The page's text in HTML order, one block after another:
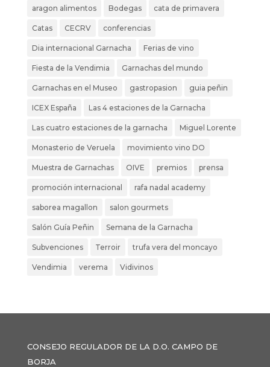
aragon alimentos Bodegas cata de primavera
Catas CECRV conferencias
Dia internacional Garnacha Ferias de vino
Fiesta de la Vendimia Garnachas del mundo
Garnachas en el Museo gastropasion guia peñin
ICEX España Las 4 estaciones de la Garnacha
Las cuatro estaciones de la garnacha Miguel Lorente
Monasterio de Veruela movimiento vino DO
Muestra de Garnachas OIVE premios prensa
promoción internacional rafa nadal academy
saborea magallon salon gourmets
Salón Guía Peñin Semana de la Garnacha
Subvenciones Terroir trufa vera del moncayo
Vendimia verema Vidivinos
CONSEJO REGULADOR DE LA D.O. CAMPO DE
BORJA